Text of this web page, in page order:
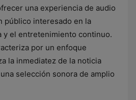
una experiencia de audio
público interesado en la
y el entretenimiento continuo.
por un enfoque
la inmediatez de la noticia
selección sonora de amplio